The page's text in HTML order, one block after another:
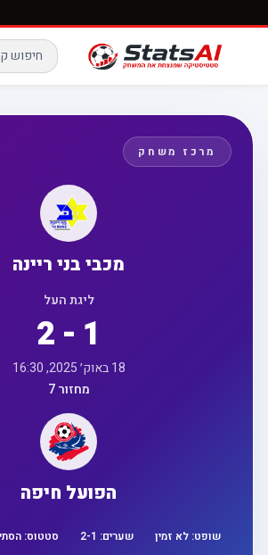
מרכז משחק
מכבי בני ריינה
ליגת העל
2 - 1
18 באוק׳ 2025, 16:30
מחזור 7
הפועל חיפה
שופט:לא זמין שערים: 2 -1 סטטוס:הסתיים